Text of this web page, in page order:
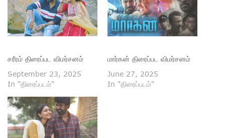
சரீரம் திரைப்பட விமர்சனம்
September 23, 2025
In "திரைப்படம்"
மார்கன் திரைப்பட விமர்சனம்
June 27, 2025
In "திரைப்படம்"